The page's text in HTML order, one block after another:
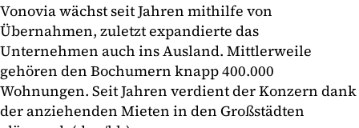
Vonovia wächst seit Jahren mithilfe von
Übernahmen, zuletzt expandierte das
Unternehmen auch ins Ausland. Mittlerweile
gehören den Bochumern knapp 400.000
Wohnungen. Seit Jahren verdient der Konzern dank
der anziehenden Mieten in den Großstädten